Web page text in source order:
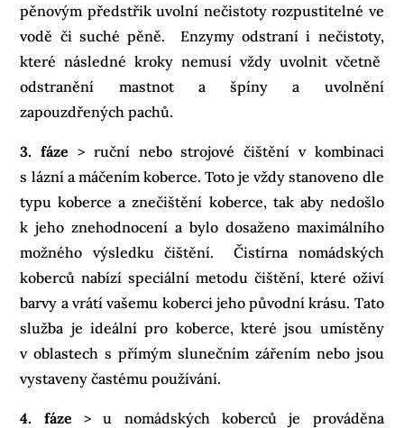
pěnovým předstřik uvolní nečistoty rozpustitelné ve
vodě či suché pěně. Enzymy odstraní i nečistoty,
které následné kroky nemusí vždy uvolnit včetně
odstranění mastnot a špíny a uvolnění
zapouzdřených pachů.
3. fáze > ruční nebo strojové čištění v kombinaci
s lázní a máčením koberce. Toto je vždy stanoveno dle
typu koberce a znečištění koberce, tak aby nedošlo
k jeho znehodnocení a bylo dosaženo maximálního
možného výsledku čištění. Čistírna nomádských
koberců nabízí speciální metodu čištění, které oživí
barvy a vrátí vašemu koberci jeho původní krásu. Tato
služba je ideální pro koberce, které jsou umístěny
v oblastech s přímým slunečním zářením nebo jsou
vystaveny častému používání.
4. fáze > u nomádských koberců je prováděna